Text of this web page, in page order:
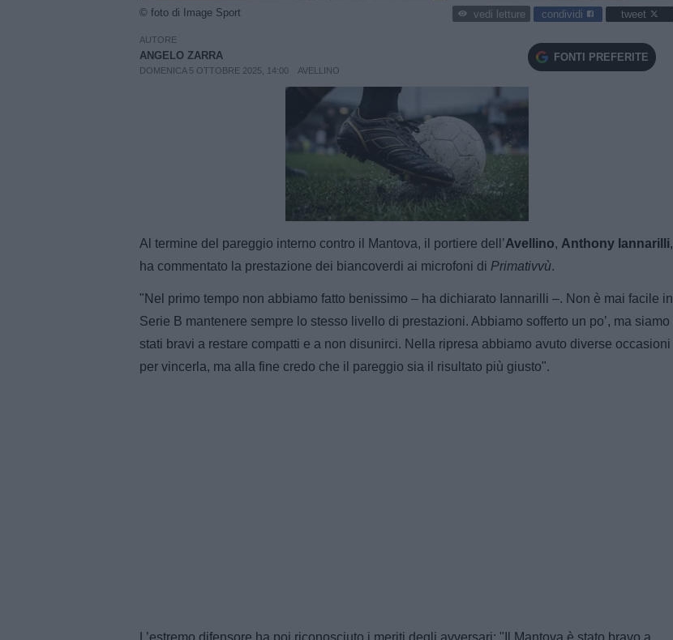
© foto di Image Sport vedi letture condividi tweet
AUTORE
ANGELO ZARRA
DOMENICA 5 OTTOBRE 2025, 14:00 AVELLINO
FONTI PREFERITE
Unmute
100.00%
Al termine del pareggio interno contro il Mantova, il portiere dell’Avellino, Anthony Iannarilli,
ha commentato la prestazione dei biancoverdi ai microfoni di Primativvù.
"Nel primo tempo non abbiamo fatto benissimo – ha dichiarato Iannarilli –. Non è mai facile in
Serie B mantenere sempre lo stesso livello di prestazioni. Abbiamo sofferto un po’, ma siamo
stati bravi a restare compatti e a non disunirci. Nella ripresa abbiamo avuto diverse occasioni
per vincerla, ma alla fine credo che il pareggio sia il risultato più giusto".
L’estremo difensore ha poi riconosciuto i meriti degli avversari: "Il Mantova è stato bravo a